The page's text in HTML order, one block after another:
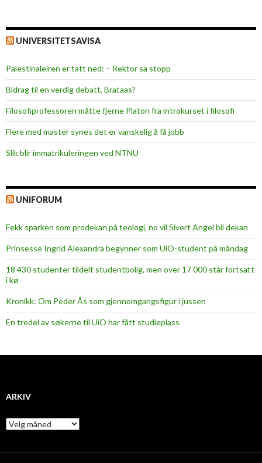
UNIVERSITETSAVISA
Palestinaleiren er tatt ned: – Rektor sa stopp
Bidrag til en verdig debatt, Brataas?
Filosofiprofessoren måtte fjerne Platon fra introkurset i filosofi
Flere med master synes det er vanskelig å få jobb
Slik blir immatrikuleringen ved NTNU
UNIFORUM
Fekk sparken som prodekan på teologi, no vil Sivert Angel bli dekan
Prinsesse Ingrid Alexandra begynner som UiO-student på måndag
18 430 studenter tildelt studentbolig, men over 17 000 står fortsatt
i kø
Kronikk: Om Peder Ås som gjennomgangsfigur i jussen
En tredel av søkerne til UiO har fått studieplass
ARKIV
A
r
i